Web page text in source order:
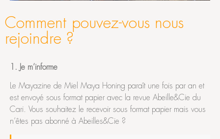
Comment pouvez-vous nous
rejoindre ?
1. Je m’informe
Le Mayazine de Miel Maya Honing paraît une fois par an et
est envoyé sous format papier avec la revue Abeille&Cie du
Cari. Vous souhaitez le recevoir sous format papier mais vous
n’êtes pas abonné à Abeilles&Cie ?